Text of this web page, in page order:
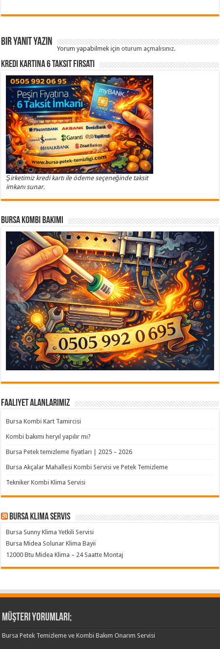
Bir yanıt yazın
Yorum yapabilmek içinoturum açmalısınız.
Kredi Kartına 6 Taksit Fırsatı
Şirketimiz kredi kartı ile ödeme seçeneğinde taksit
imkanı sunar.
Bursa Kombi Bakımı
Faaliyet Alanlarımız
Bursa Kombi Kart Tamircisi
Kombi bakımı heryıl yapılır mı?
Bursa Petek temizleme fiyatları | 2025 – 2026
Bursa Akçalar Mahallesi Kombi Servisi ve Petek Temizleme
Tekniker Kombi Klima Servisi
Bursa klima servis
Bursa Sunny Klima Yetkili Servisi
Bursa Midea Solunar Klima Bayii
12000 Btu Midea Klima – 24 Saatte Montaj
Müşteri Yorumları;
Bursa Petek Temizleme ve Kombi Bakım Onarım Servisi